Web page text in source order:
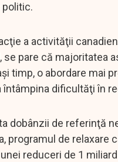
a activităţii
se pare că majoritatea
timp, o abordare mai
întâmpina dificultăţi în
dobânzii de referinţă
programul de
reduceri de 1